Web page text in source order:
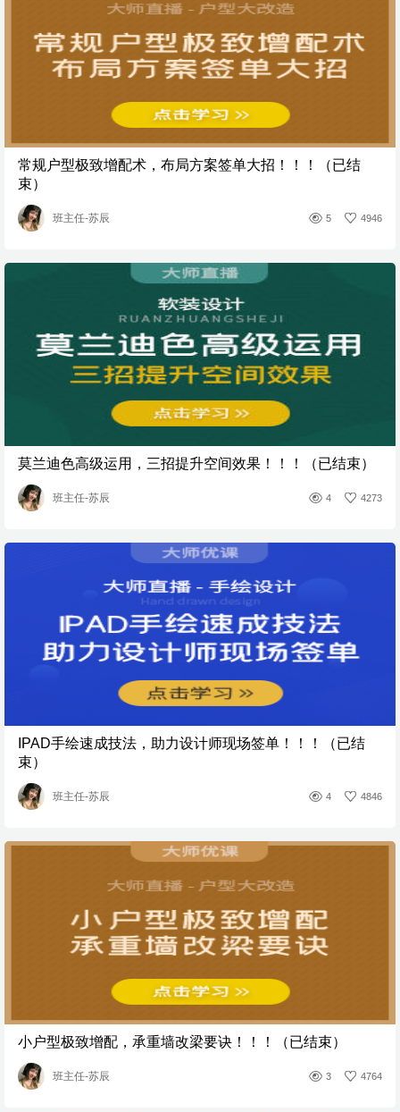
常规户型极致增配术，布局方案签单大招！！！（已结
束）
班主任-苏辰 5 4946
莫兰迪色高级运用，三招提升空间效果！！！（已结束）
班主任-苏辰 4 4273
IPAD手绘速成技法，助力设计师现场签单！！！（已结
束）
班主任-苏辰 4 4846
小户型极致增配，承重墙改梁要诀！！！（已结束）
班主任-苏辰 3 4764